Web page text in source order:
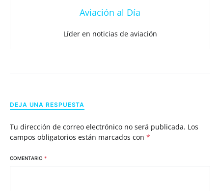
Aviación al Día
Líder en noticias de aviación
DEJA UNA RESPUESTA
Tu dirección de correo electrónico no será publicada. Los
campos obligatorios están marcados con *
COMENTARIO *